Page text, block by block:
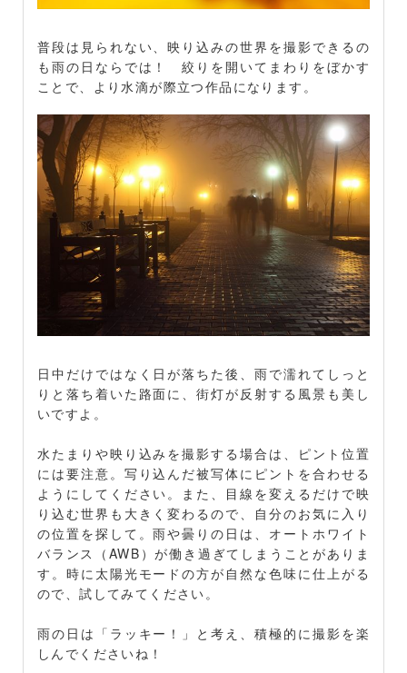
普段は見られない、映り込みの世界を撮影できるの
も雨の日ならでは！ 絞りを開いてまわりをぼかす
ことで、より水滴が際立つ作品になります。
日中だけではなく日が落ちた後、雨で濡れてしっと
りと落ち着いた路面に、街灯が反射する風景も美し
いですよ。
水たまりや映り込みを撮影する場合は、ピント位置
には要注意。写り込んだ被写体にピントを合わせる
ようにしてください。また、目線を変えるだけで映
り込む世界も大きく変わるので、自分のお気に入り
の位置を探して。雨や曇りの日は、オートホワイト
バランス（AWB）が働き過ぎてしまうことがありま
す。時に太陽光モードの方が自然な色味に仕上がる
ので、試してみてください。
雨の日は「ラッキー！」と考え、積極的に撮影を楽
しんでくださいね！